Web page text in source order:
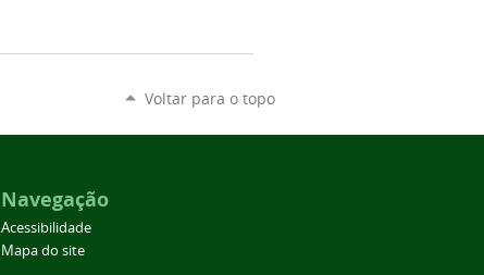
Voltar para o topo
Navegação
Acessibilidade
Mapa do site